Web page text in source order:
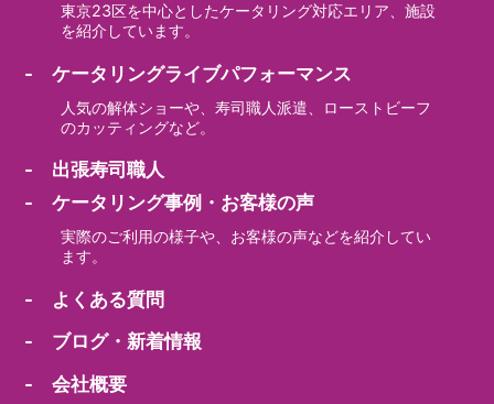
東京23区を中心としたケータリング対応エリア、施設
を紹介しています。
- ケータリングライブパフォーマンス
人気の解体ショーや、寿司職人派遣、ローストビーフ
のカッティングなど。
- 出張寿司職人
- ケータリング事例・お客様の声
実際のご利用の様子や、お客様の声などを紹介してい
ます。
- よくある質問
- ブログ・新着情報
- 会社概要